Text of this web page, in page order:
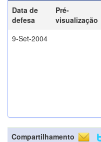
Data de
defesa
Pré-
visualização
9-Set-2004
Compartilhamento